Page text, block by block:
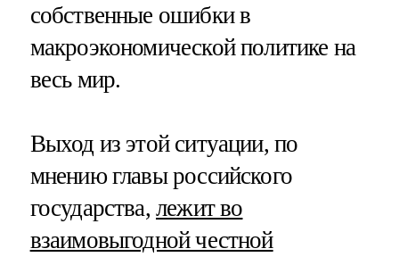
собственные ошибки в
макроэкономической политике на
весь мир.
Выход из этой ситуации, по
мнению главы российского
государства, лежит во
взаимовыгодной честной